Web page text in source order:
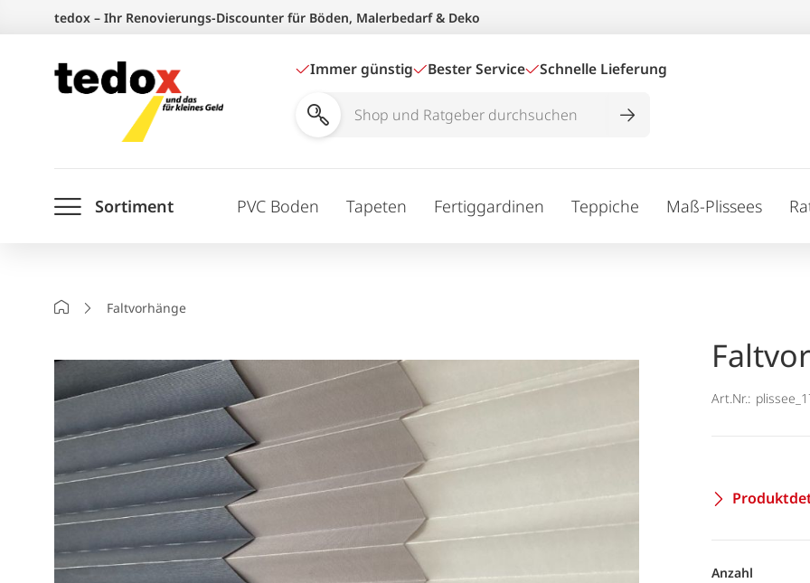
springen
tedox – Ihr Renovierungs-Discounter für Böden, Malerbedarf & Deko
Immer günstig Bester Service Schnelle Lieferung
Shop
durchsuchen
Sortiment PVC Boden Tapeten Fertiggardinen Teppiche Maß-Plissees
StartseiteFaltvorhänge
Art.Nr.:
Anzahl